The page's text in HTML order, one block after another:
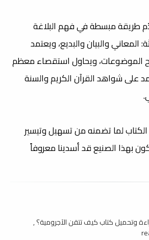
طريقة مبسطة في فهم البلاغة
المعاني والبيان والبديع،ويعتمد
الموضوعات، ويحاول استقصاء معظم
على شواهد القرآن الكريم والسنة
الكتاب لما تضمنه من تسهيل وتيسير
بهذا الصنيع قد أسدينا معروفاً
وتحميل كتاب كيف تتقن الآجرومية؟ ,